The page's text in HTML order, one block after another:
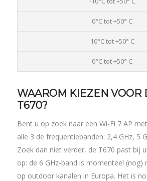
0°C tot +50° C
10°C tot +50° C
0°C tot +50° C
WAAROM KIEZEN VOOR
T670?
Bent u op zoek naar een Wi-Fi 7 AP
alle 3 de frequentiebanden: 2,4 GHz, 5
Zoek dan niet verder, de T670 past bij
op: de 6 GHz-band is momenteel (nog)
op outdoor kanalen in Europa. Het is